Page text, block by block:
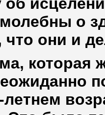
о
они и
которая